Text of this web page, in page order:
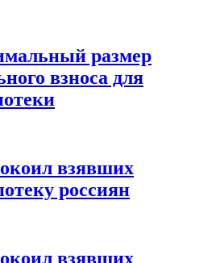
размер
взноса для
взявших
россиян
взявших